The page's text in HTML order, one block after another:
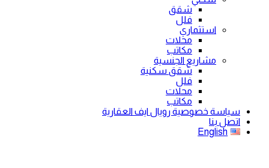
شقق
فلل
استثماري
محلات
مكاتب
مشاريع الجنسية
شقق سكنية
فلل
محلات
مكاتب
سياسة خصوصية رويال ايف العقارية
اتصل بنا
English